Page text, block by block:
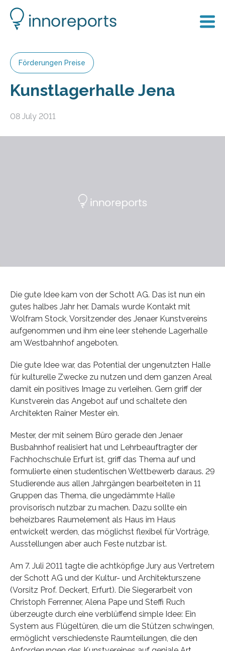
Förderungen Preise
Kunstlagerhalle Jena
08 July 2011
Die gute Idee kam von der Schott AG. Das ist nun ein
gutes halbes Jahr her. Damals wurde Kontakt mit
Wolfram Stock, Vorsitzender des Jenaer Kunstvereins
aufgenommen und ihm eine leer stehende Lagerhalle
am Westbahnhof angeboten.
Die gute Idee war, das Potential der ungenutzten Halle
für kulturelle Zwecke zu nutzen und dem ganzen Areal
damit ein positives Image zu verleihen. Gern griff der
Kunstverein das Angebot auf und schaltete den
Architekten Rainer Mester ein.
Mester, der mit seinem Büro gerade den Jenaer
Busbahnhof realisiert hat und Lehrbeauftragter der
Fachhochschule Erfurt ist, griff das Thema auf und
formulierte einen studentischen Wettbewerb daraus. 29
Studierende aus allen Jahrgängen bearbeiteten in 11
Gruppen das Thema, die ungedämmte Halle
provisorisch nutzbar zu machen. Dazu sollte ein
beheizbares Raumelement als Haus im Haus
entwickelt werden, das möglichst flexibel für Vorträge,
Ausstellungen aber auch Feste nutzbar ist.
Am 7. Juli 2011 tagte die achtköpfige Jury aus Vertretern
der Schott AG und der Kultur- und Architekturszene
(Vorsitz Prof. Deckert, Erfurt). Die Siegerarbeit von
Christoph Ferrenner, Alena Pape und Steffi Ruch
überzeugte durch eine verblüffend simple Idee: Ein
System aus Flügeltüren, die um die Stützen schwingen,
ermöglicht verschiedenste Raumteilungen, die den